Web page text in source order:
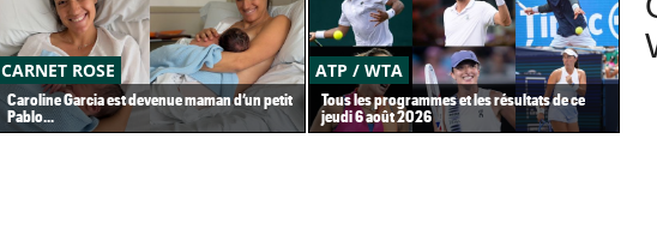
CARNET ROSE
Caroline Garcia est devenue maman d’un petit
Pablo...
ATP / WTA
Tous les programmes et les résultats de ce
jeudi 6 août 2026